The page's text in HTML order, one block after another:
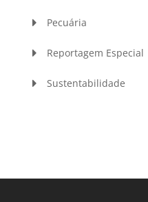
Pecuária
Reportagem Especial
Sustentabilidade